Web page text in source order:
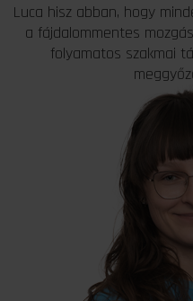
Luca hisz abban, hogy
a fájdalommentes
folyamatos szakmai